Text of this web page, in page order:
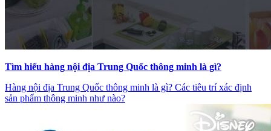
Tìm hiểu hàng nội địa Trung Quốc thông minh là gì?
Hàng nội địa Trung Quốc thông minh là gì? Các tiêu trí xác định
sản phẩm thông minh như nào?